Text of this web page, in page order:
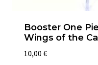
Booster One
Wings of the
10,00 €